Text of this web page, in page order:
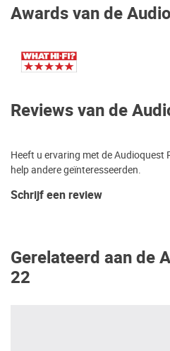
Awards van de
Reviews van de
Heeft u ervaring met de Audioquest
help andere geïnteresseerden.
Schrijf een review
Gerelateerd aan de
22